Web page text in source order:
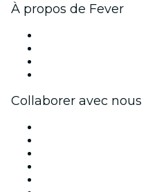
À propos de Fever
Collaborer avec nous